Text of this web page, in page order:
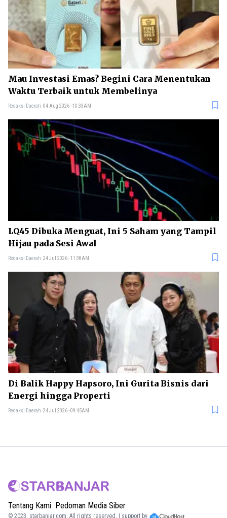
Mau Investasi Emas? Begini Cara Menentukan
Waktu Terbaik untuk Membelinya
Redaksi Daerah 04 Aug 2026 - 10:33AM
LQ45 Dibuka Menguat, Ini 5 Saham yang Tampil
Hijau pada Sesi Awal
Redaksi Daerah 24 Jul 2026 - 11:38AM
Di Balik Happy Hapsoro, Ini Gurita Bisnis dari
Energi hingga Properti
Redaksi Daerah 24 Jul 2026 - 09:45AM
Tentang Kami Pedoman Media Siber
© 2023. starbanjar.com. All rights reserved. | support by